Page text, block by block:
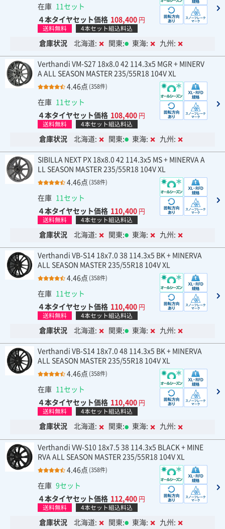
在庫 11セット
４本タイヤセット価格 108,400 円
送料無料 4本セット組込料込
倉庫状況 北海道: 関東: 東海: 九州:
Verthandi VM-S27 18x8.0 42 114.3x5 MGR + MINERV
A ALL SEASON MASTER 235/55R18 104V XL
4.46点 (358件)
在庫 11セット
４本タイヤセット価格 108,400 円
送料無料 4本セット組込料込
倉庫状況 北海道: 関東: 東海: 九州:
SIBILLA NEXT PX 18x8.0 42 114.3x5 MS + MINERVA A
LL SEASON MASTER 235/55R18 104V XL
4.46点 (358件)
在庫 11セット
４本タイヤセット価格 110,400 円
送料無料 4本セット組込料込
倉庫状況 北海道: 関東: 東海: 九州:
Verthandi VB-S14 18x7.0 38 114.3x5 BK + MINERVA
ALL SEASON MASTER 235/55R18 104V XL
4.46点 (358件)
在庫 11セット
４本タイヤセット価格 110,400 円
送料無料 4本セット組込料込
倉庫状況 北海道: 関東: 東海: 九州:
Verthandi VB-S14 18x7.0 48 114.3x5 BK + MINERVA
ALL SEASON MASTER 235/55R18 104V XL
4.46点 (358件)
在庫 11セット
４本タイヤセット価格 110,400 円
送料無料 4本セット組込料込
倉庫状況 北海道: 関東: 東海: 九州:
Verthandi VW-S10 18x7.5 38 114.3x5 BLACK + MINE
RVA ALL SEASON MASTER 235/55R18 104V XL
4.46点 (358件)
在庫 9セット
４本タイヤセット価格 112,400 円
送料無料 4本セット組込料込
倉庫状況 北海道: 関東: 東海: 九州: